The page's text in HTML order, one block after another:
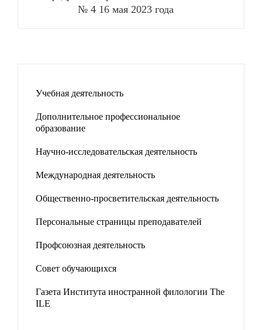
№ 4 16 мая 2023 года
Учебная деятельность
Дополнительное профессиональное
образование
Научно-исследовательская деятельность
Международная деятельность
Общественно-просветительская деятельность
Персональные страницы преподавателей
Профсоюзная деятельность
Совет обучающихся
Газета Института иностранной филологии The
ILE